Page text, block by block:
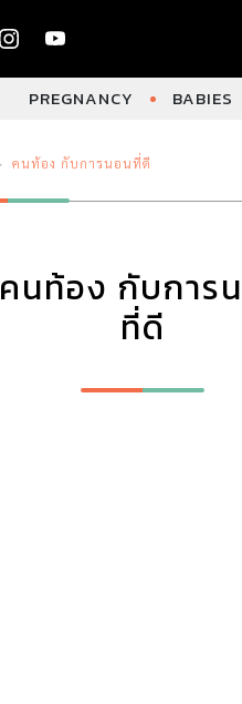
PREGNANCY BABIES
คนท้อง กับการนอนที่ดี
คนท้อง กับการ
ที่ดี